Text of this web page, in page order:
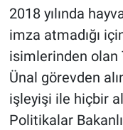
2018 yılında
imza atmadığı
isimlerinden olan
Ünal görevden
işleyişi ile hiçbir
Politikalar